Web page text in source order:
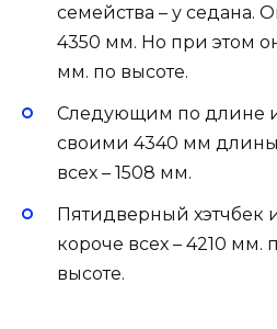
семейства – у седана.
4350 мм. Но при этом
мм. по высоте.
Следующим по длине
своими 4340 мм
всех – 1508 мм.
Пятидверный хэтчбек
короче всех – 4210 мм.
высоте.